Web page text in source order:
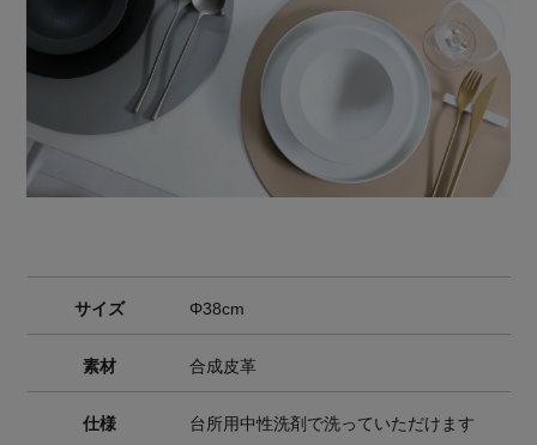
サイズ Φ38cm
素材 合成皮革
仕様 台所用中性洗剤で洗っていただけます